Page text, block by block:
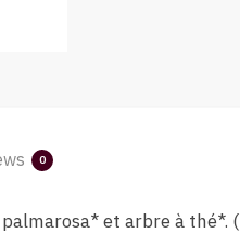
0
et arbre à